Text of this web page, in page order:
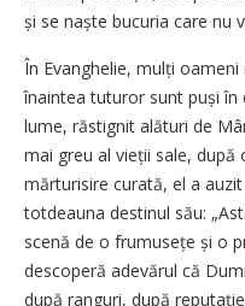
și se naște bucuria care nu
În Evanghelie, mulți
înaintea tuturor sunt puși
lume, răstignit alături de
mai greu al vieții sale, după
mărturisire curată, el a
totdeauna destinul său:
scenă de o frumusețe și o
descoperă adevărul că
după ranguri, după